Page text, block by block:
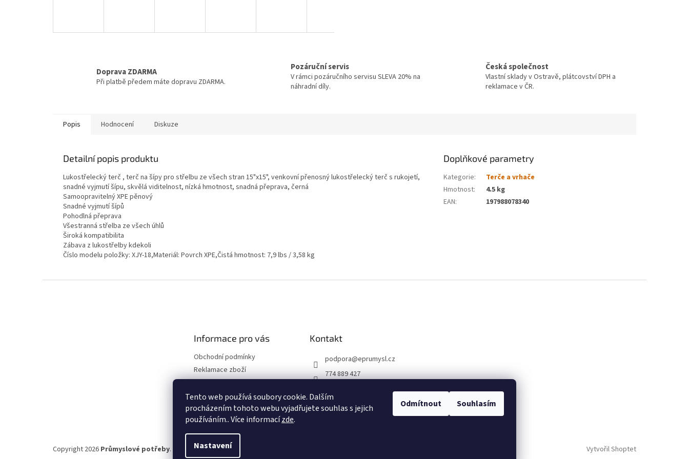
Tento web používá soubory cookie. Dalším
procházením tohoto webu vyjadřujete souhlas s jejich
používáním.. Více informacízde.
Nastavení
Odmítnout Souhlasím
Doprava ZDARMA
Při platbě předem máte dopravu ZDARMA.
Pozáruční servis
V rámci pozáručního servisu SLEVA 20% na
náhradní díly.
Česká společnost
Vlastní sklady v Ostravě, plátcovství DPH a
reklamace v ČR.
Popis Hodnocení Diskuze
Detailní popis produktu
Lukostřelecký terč , terč na šípy pro střelbu ze všech stran 15"x15", venkovní přenosný lukostřelecký terč s rukojetí,
snadné vyjmutí šípu, skvělá viditelnost, nízká hmotnost, snadná přeprava, černá
Samoopravitelný XPE pěnový
Snadné vyjmutí šípů
Pohodlná přeprava
Všestranná střelba ze všech úhlů
Široká kompatibilita
Zábava z lukostřelby kdekoli
Číslo modelu položky: XJY-18,Materiál: Povrch XPE,Čistá hmotnost: 7,9 lbs / 3,58 kg
Doplňkové parametry
Kategorie:
Terče a vrhače
Hmotnost:
4.5 kg
EAN: 197988078340
Informace pro vás
Obchodní podmínky
Reklamace zboží
Kontakty
Moje objednávka
Kontakt
podpora@eprumysl.cz
774 889 427
Vytvořil Shoptet
Copyright 2026 Průmyslové potřeby. Všechna práva vyhrazena.